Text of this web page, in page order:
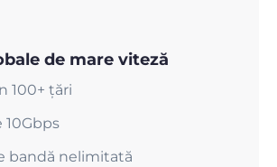
de mare viteză
100+ țări
10Gbps
bandă nelimitată